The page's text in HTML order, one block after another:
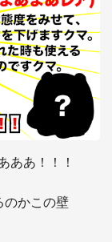
ああ！！！
のかこの壁